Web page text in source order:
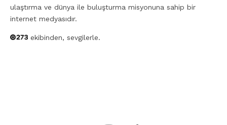
ulaştırma ve dünya ile buluşturma misyonuna sahip bir
internet medyasıdır.
ekibinden, sevgilerle.